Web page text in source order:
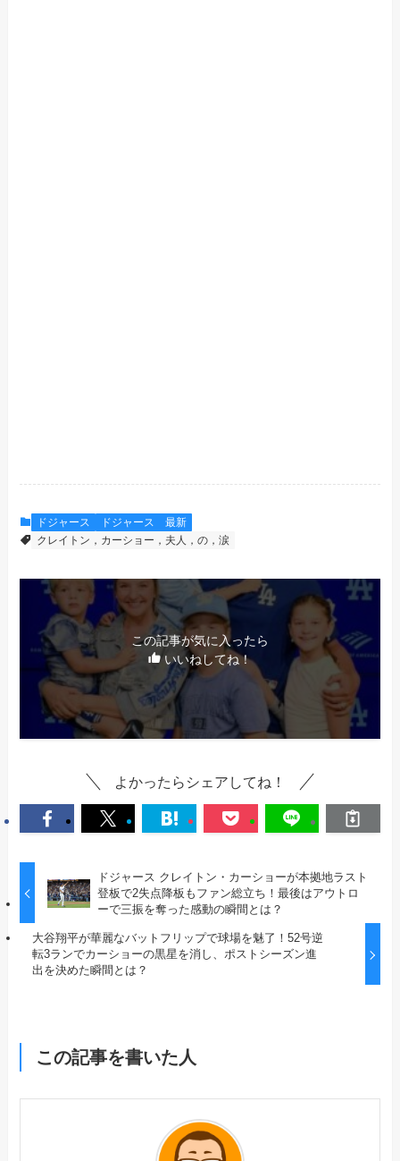
ドジャース
ドジャース 最新
クレイトン，カーショー，夫人，の，涙
この記事が気に入ったら
いいねしてね！
よかったらシェアしてね！
ドジャース クレイトン・カーショーが本拠地ラスト
登板で2失点降板もファン総立ち！最後はアウトロ
ーで三振を奪った感動の瞬間とは？
大谷翔平が華麗なバットフリップで球場を魅了！52号逆
転3ランでカーショーの黒星を消し、ポストシーズン進
出を決めた瞬間とは？
この記事を書いた人